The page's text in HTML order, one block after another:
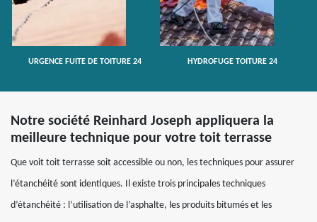
URGENCE FUITE DE TOITURE 24 HYDROFUGE TOITURE 24
Notre société Reinhard Joseph appliquera la
meilleure technique pour votre toit terrasse
Que voit toit terrasse soit accessible ou non, les techniques pour assurer
l’étanchéité sont identiques. Il existe trois principales techniques
d’étanchéité : l’utilisation de l’asphalte, les produits bitumés et les